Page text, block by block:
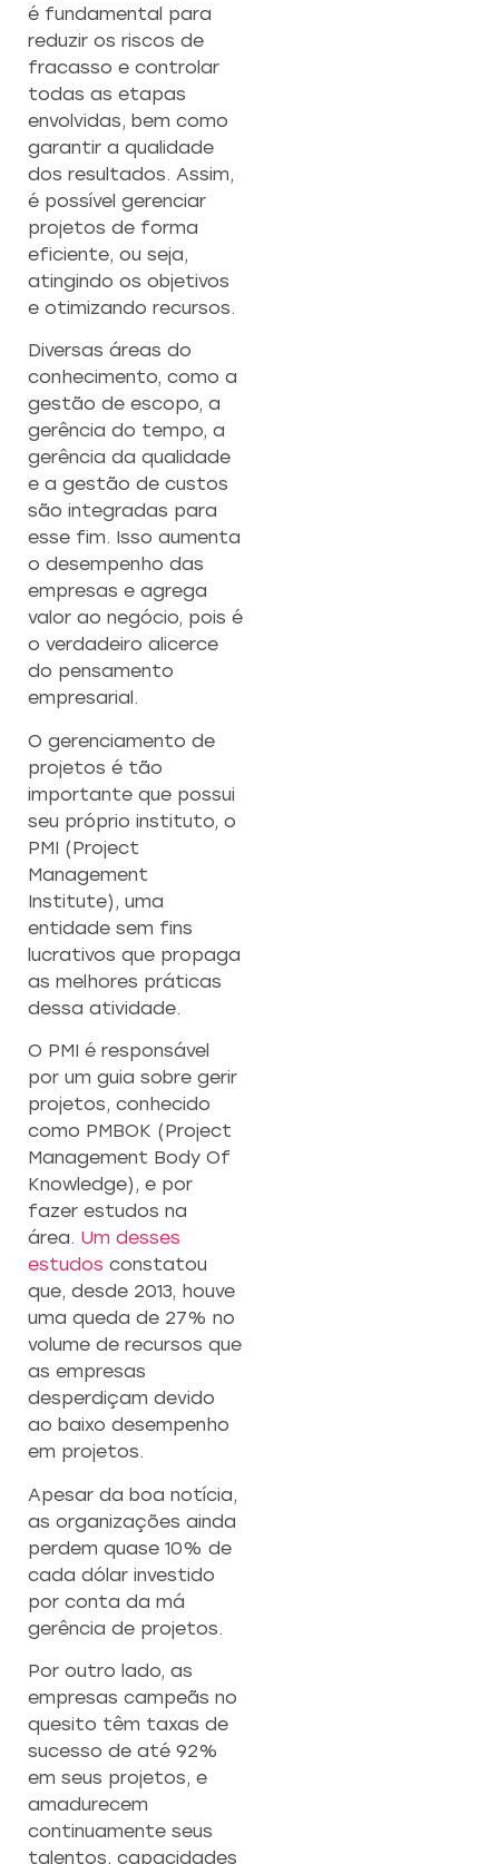
é fundamental para
reduzir os riscos de
fracasso e controlar
todas as etapas
envolvidas, bem como
garantir a qualidade
dos resultados. Assim,
é possível gerenciar
projetos de forma
eficiente, ou seja,
atingindo os objetivos
e otimizando recursos.
Diversas áreas do
conhecimento, como a
gestão de escopo, a
gerência do tempo, a
gerência da qualidade
e a gestão de custos
são integradas para
esse fim. Isso aumenta
o desempenho das
empresas e agrega
valor ao negócio, pois é
o verdadeiro alicerce
do pensamento
empresarial.
O gerenciamento de
projetos é tão
importante que possui
seu próprio instituto, o
PMI (Project
Management
Institute), uma
entidade sem fins
lucrativos que propaga
as melhores práticas
dessa atividade.
O PMI é responsável
por um guia sobre gerir
projetos, conhecido
como PMBOK (Project
Management Body Of
Knowledge), e por
fazer estudos na
área. Um desses
estudos constatou
que, desde 2013, houve
uma queda de 27% no
volume de recursos que
as empresas
desperdiçam devido
ao baixo desempenho
em projetos.
Apesar da boa notícia,
as organizações ainda
perdem quase 10% de
cada dólar investido
por conta da má
gerência de projetos.
Por outro lado, as
empresas campeãs no
quesito têm taxas de
sucesso de até 92%
em seus projetos, e
amadurecem
continuamente seus
talentos, capacidades